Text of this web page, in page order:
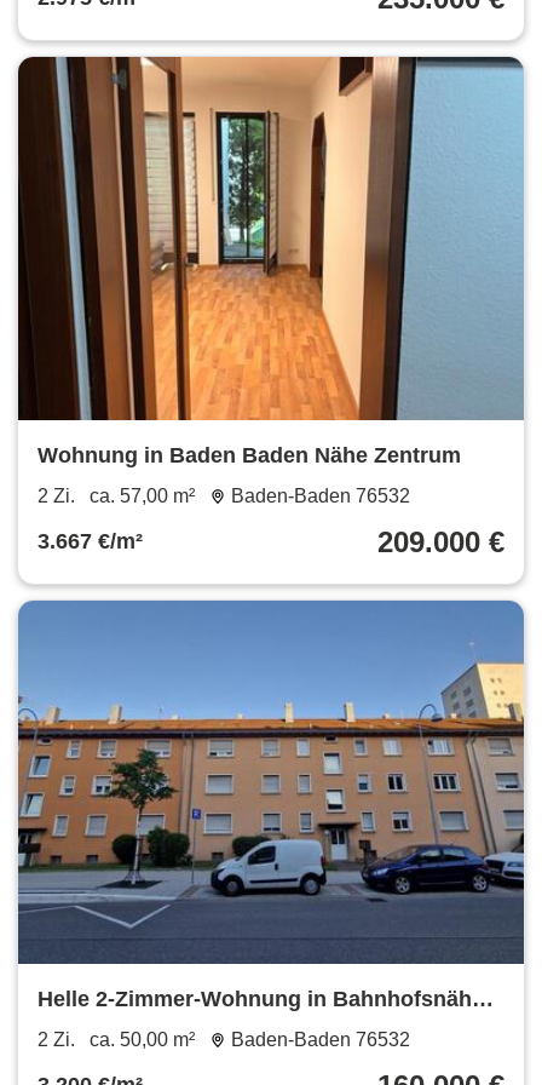
Wohnung in Baden Baden Nähe Zentrum
2 Zi. ca. 57,00 m² Baden-Baden 76532
3.667 €/m² 209.000 €
Helle 2-Zimmer-Wohnung in Bahnhofsnähe
Baden-BadenOos – ideal fü
2 Zi. ca. 50,00 m² Baden-Baden 76532